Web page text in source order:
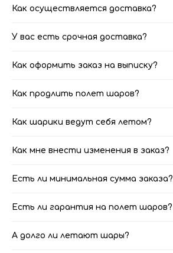
Как осуществляется доставка?
У вас есть срочная доставка?
Как оформить заказ на выписку?
Как продлить полет шаров?
Как шарики ведут себя летом?
Как мне внести изменения в заказ?
Есть ли минимальная сумма заказа?
Есть ли гарантия на полет шаров?
А долго ли летают шары?